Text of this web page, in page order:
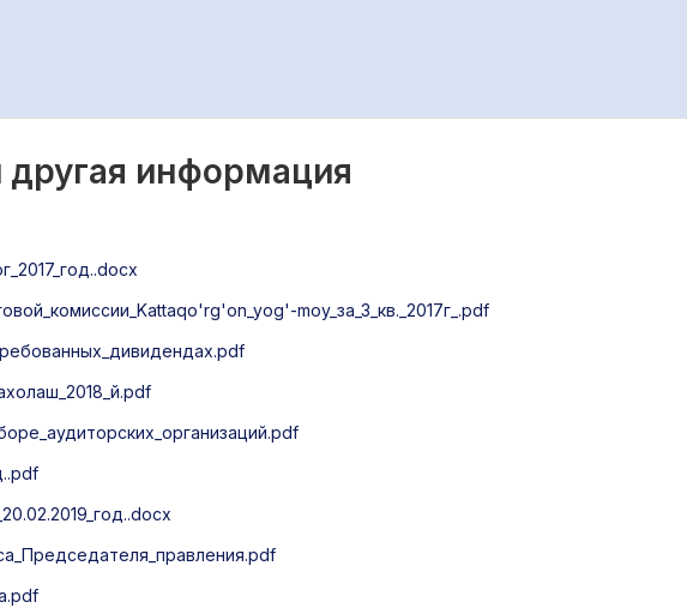
информация
moy_за_3_кв._2017г_.pdf